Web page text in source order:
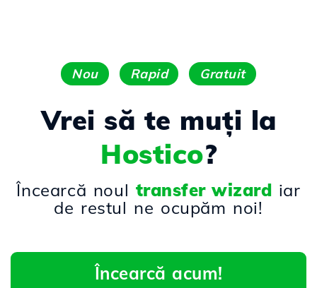
Nou Rapid Gratuit
Vrei să te muți la
Hostico?
Încearcă noul transfer wizard iar
de restul ne ocupăm noi!
Încearcă acum!